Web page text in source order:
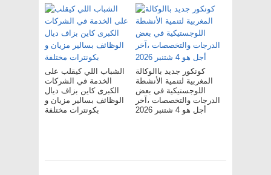
الشباب اللي كيقلب على
الخدمة في الشركات
الكبرى كاين بزاف ديال
الوظائف بسالير مزيان و
بكونترات مختلفة
كونكور جديد باالوكالة
المغربية لتنمية الأنشطة
اللوجستيكية في بعض
الدرجات والتخصصات ،آخر
أجل هو 4 شتنبر 2026